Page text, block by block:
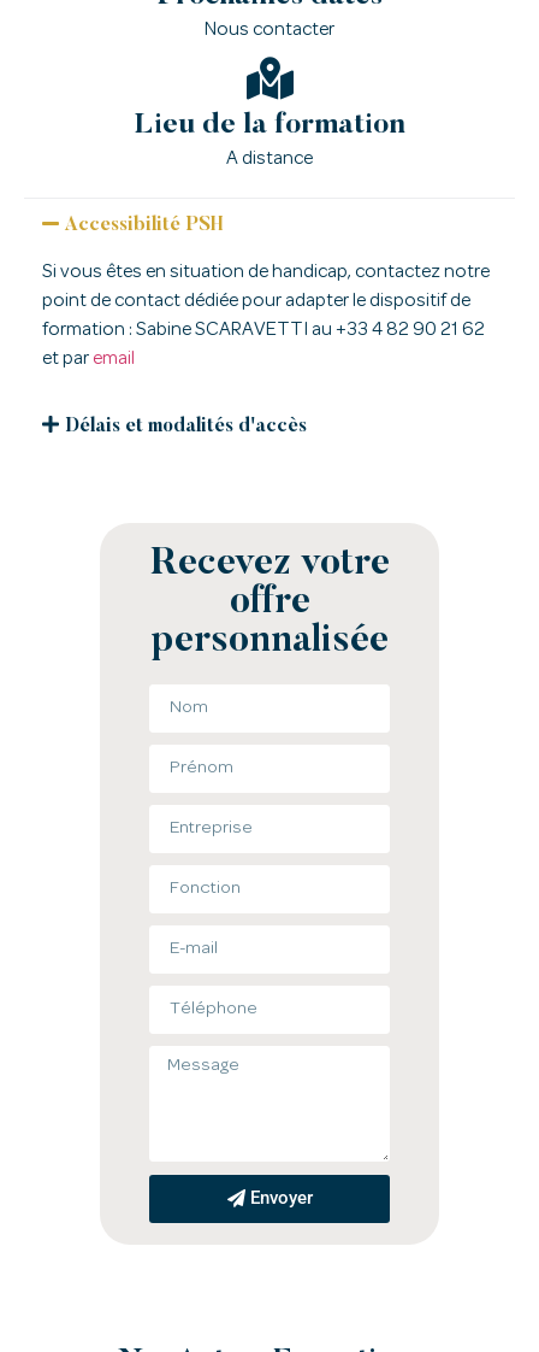
Nous contacter
Lieu de la formation
A distance
Accessibilité PSH
Si vous êtes en situation de handicap, contactez notre
point de contact dédiée pour adapter le dispositif de
formation : Sabine SCARAVETTI au +33 4 82 90 21 62
et par email
Délais et modalités d'accès
Recevez votre
offre
personnalisée
Envoyer